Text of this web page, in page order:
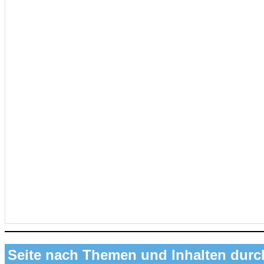
Seite nach Themen und Inhalten